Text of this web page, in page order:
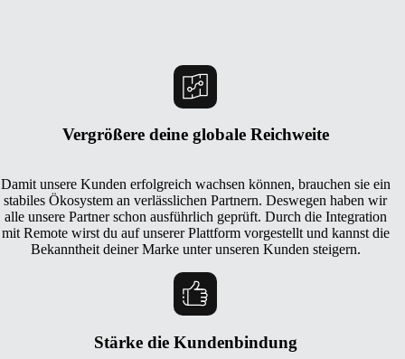
Vergrößere deine globale Reichweite
Damit unsere Kunden erfolgreich wachsen können, brauchen sie ein
stabiles Ökosystem an verlässlichen Partnern. Deswegen haben wir
alle unsere Partner schon ausführlich geprüft. Durch die Integration
mit Remote wirst du auf unserer Plattform vorgestellt und kannst die
Bekanntheit deiner Marke unter unseren Kunden steigern.
Stärke die Kundenbindung